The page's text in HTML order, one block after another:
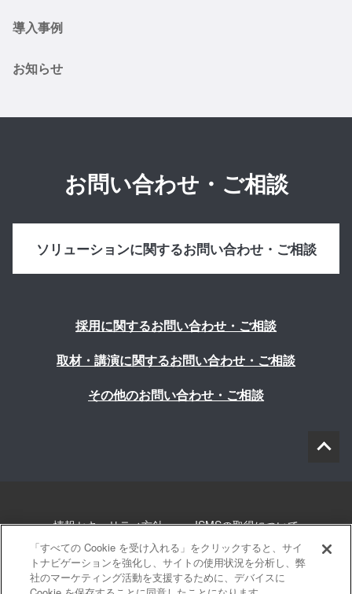
導入事例
お知らせ
お問い合わせ・ご相談
ソリューションに関するお問い合わせ・ご相談
採用に関するお問い合わせ・ご相談
取材・講演に関するお問い合わせ・ご相談
その他のお問い合わせ・ご相談
情報セキュリティ方針 ISMSの取得について
個人情報について 勧誘方針 このサイトについて
「すべての Cookie を受け入れる」をクリックすると、サイ
トナビゲーションを強化し、サイトの使用状況を分析し、弊
社のマーケティング活動を支援するために、デバイスに